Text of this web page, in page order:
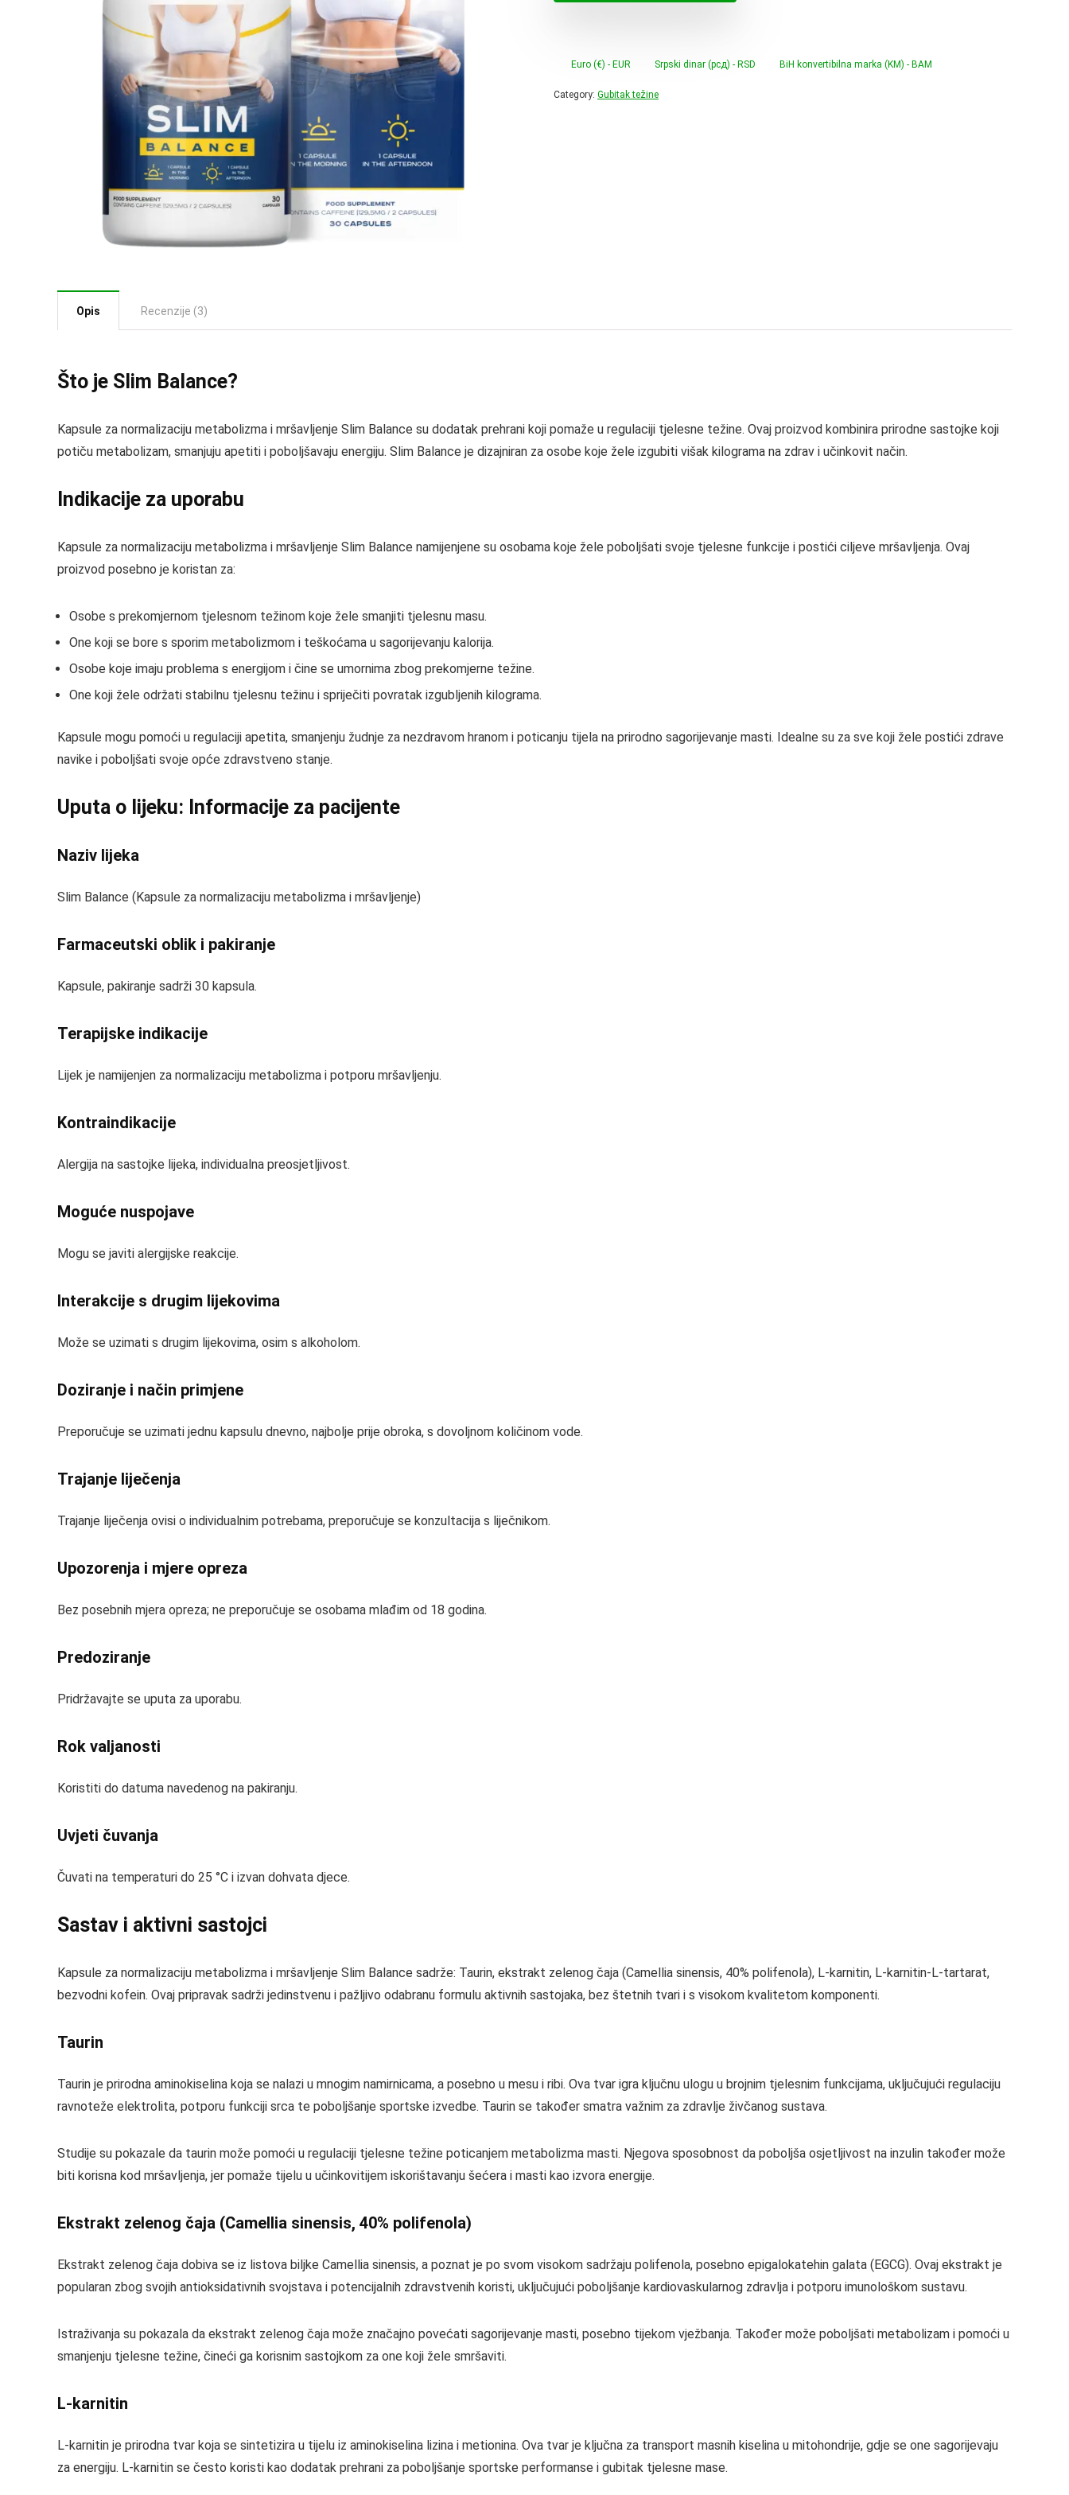
Euro (€) - EUR Srpski dinar (рсд) - RSD BiH konvertibilna marka (KM) - BAM
Category: Gubitak težine
Opis Recenzije (3)
Što je Slim Balance?
Kapsule za normalizaciju metabolizma i mršavljenje Slim Balance su dodatak prehrani koji pomaže u regulaciji tjelesne težine. Ovaj proizvod kombinira prirodne sastojke koji
potiču metabolizam, smanjuju apetiti i poboljšavaju energiju. Slim Balance je dizajniran za osobe koje žele izgubiti višak kilograma na zdrav i učinkovit način.
Indikacije za uporabu
Kapsule za normalizaciju metabolizma i mršavljenje Slim Balance namijenjene su osobama koje žele poboljšati svoje tjelesne funkcije i postići ciljeve mršavljenja. Ovaj
proizvod posebno je koristan za:
Osobe s prekomjernom tjelesnom težinom koje žele smanjiti tjelesnu masu.
One koji se bore s sporim metabolizmom i teškoćama u sagorijevanju kalorija.
Osobe koje imaju problema s energijom i čine se umornima zbog prekomjerne težine.
One koji žele održati stabilnu tjelesnu težinu i spriječiti povratak izgubljenih kilograma.
Kapsule mogu pomoći u regulaciji apetita, smanjenju žudnje za nezdravom hranom i poticanju tijela na prirodno sagorijevanje masti. Idealne su za sve koji žele postići zdrave
navike i poboljšati svoje opće zdravstveno stanje.
Uputa o lijeku: Informacije za pacijente
Naziv lijeka
Slim Balance (Kapsule za normalizaciju metabolizma i mršavljenje)
Farmaceutski oblik i pakiranje
Kapsule, pakiranje sadrži 30 kapsula.
Terapijske indikacije
Lijek je namijenjen za normalizaciju metabolizma i potporu mršavljenju.
Kontraindikacije
Alergija na sastojke lijeka, individualna preosjetljivost.
Moguće nuspojave
Mogu se javiti alergijske reakcije.
Interakcije s drugim lijekovima
Može se uzimati s drugim lijekovima, osim s alkoholom.
Doziranje i način primjene
Preporučuje se uzimati jednu kapsulu dnevno, najbolje prije obroka, s dovoljnom količinom vode.
Trajanje liječenja
Trajanje liječenja ovisi o individualnim potrebama, preporučuje se konzultacija s liječnikom.
Upozorenja i mjere opreza
Bez posebnih mjera opreza; ne preporučuje se osobama mlađim od 18 godina.
Predoziranje
Pridržavajte se uputa za uporabu.
Rok valjanosti
Koristiti do datuma navedenog na pakiranju.
Uvjeti čuvanja
Čuvati na temperaturi do 25 °C i izvan dohvata djece.
Sastav i aktivni sastojci
Kapsule za normalizaciju metabolizma i mršavljenje Slim Balance sadrže: Taurin, ekstrakt zelenog čaja (Camellia sinensis, 40% polifenola), L-karnitin, L-karnitin-L-tartarat,
bezvodni kofein. Ovaj pripravak sadrži jedinstvenu i pažljivo odabranu formulu aktivnih sastojaka, bez štetnih tvari i s visokom kvalitetom komponenti.
Taurin
Taurin je prirodna aminokiselina koja se nalazi u mnogim namirnicama, a posebno u mesu i ribi. Ova tvar igra ključnu ulogu u brojnim tjelesnim funkcijama, uključujući regulaciju
ravnoteže elektrolita, potporu funkciji srca te poboljšanje sportske izvedbe. Taurin se također smatra važnim za zdravlje živčanog sustava.
Studije su pokazale da taurin može pomoći u regulaciji tjelesne težine poticanjem metabolizma masti. Njegova sposobnost da poboljša osjetljivost na inzulin također može
biti korisna kod mršavljenja, jer pomaže tijelu u učinkovitijem iskorištavanju šećera i masti kao izvora energije.
Ekstrakt zelenog čaja (Camellia sinensis, 40% polifenola)
Ekstrakt zelenog čaja dobiva se iz listova biljke Camellia sinensis, a poznat je po svom visokom sadržaju polifenola, posebno epigalokatehin galata (EGCG). Ovaj ekstrakt je
popularan zbog svojih antioksidativnih svojstava i potencijalnih zdravstvenih koristi, uključujući poboljšanje kardiovaskularnog zdravlja i potporu imunološkom sustavu.
Istraživanja su pokazala da ekstrakt zelenog čaja može značajno povećati sagorijevanje masti, posebno tijekom vježbanja. Također može poboljšati metabolizam i pomoći u
smanjenju tjelesne težine, čineći ga korisnim sastojkom za one koji žele smršaviti.
L-karnitin
L-karnitin je prirodna tvar koja se sintetizira u tijelu iz aminokiselina lizina i metionina. Ova tvar je ključna za transport masnih kiselina u mitohondrije, gdje se one sagorijevaju
za energiju. L-karnitin se često koristi kao dodatak prehrani za poboljšanje sportske performanse i gubitak tjelesne mase.